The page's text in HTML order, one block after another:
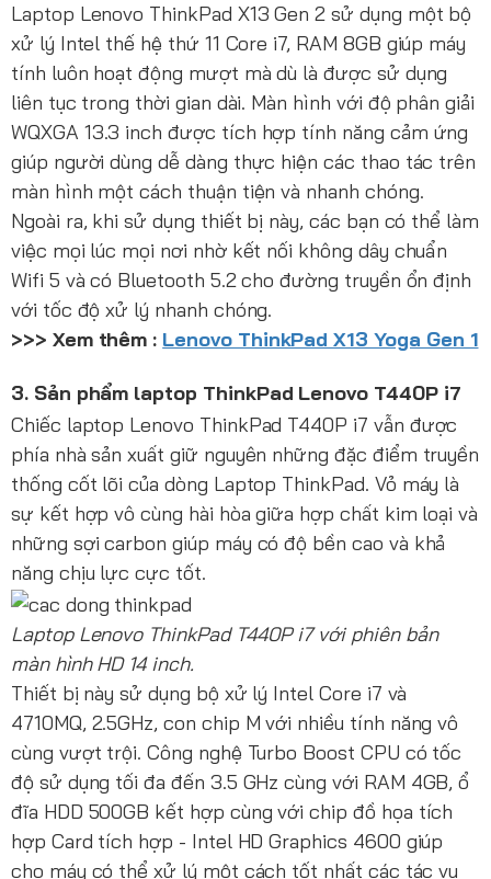
Laptop Lenovo ThinkPad X13 Gen 2 sử dụng một bộ
xử lý Intel thế hệ thứ 11 Core i7, RAM 8GB giúp máy
tính luôn hoạt động mượt mà dù là được sử dụng
liên tục trong thời gian dài. Màn hình với độ phân giải
WQXGA 13.3 inch được tích hợp tính năng cảm ứng
giúp người dùng dễ dàng thực hiện các thao tác trên
màn hình một cách thuận tiện và nhanh chóng.
Ngoài ra, khi sử dụng thiết bị này, các bạn có thể làm
việc mọi lúc mọi nơi nhờ kết nối không dây chuẩn
Wifi 5 và có Bluetooth 5.2 cho đường truyền ổn định
với tốc độ xử lý nhanh chóng.
>>> Xem thêm : Lenovo ThinkPad X13 Yoga Gen 1
3. Sản phẩm laptop ThinkPad Lenovo T440P i7
Chiếc laptop Lenovo ThinkPad T440P i7 vẫn được
phía nhà sản xuất giữ nguyên những đặc điểm truyền
thống cốt lõi của dòng Laptop ThinkPad. Vỏ máy là
sự kết hợp vô cùng hài hòa giữa hợp chất kim loại và
những sợi carbon giúp máy có độ bền cao và khả
năng chịu lực cực tốt.
Laptop Lenovo ThinkPad T440P i7 với phiên bản
màn hình HD 14 inch.
Thiết bị này sử dụng bộ xử lý Intel Core i7 và
4710MQ, 2.5GHz, con chip M với nhiều tính năng vô
cùng vượt trội. Công nghệ Turbo Boost CPU có tốc
độ sử dụng tối đa đến 3.5 GHz cùng với RAM 4GB, ổ
đĩa HDD 500GB kết hợp cùng với chip đồ họa tích
hợp Card tích hợp - Intel HD Graphics 4600 giúp
cho máy có thể xử lý một cách tốt nhất các tác vụ